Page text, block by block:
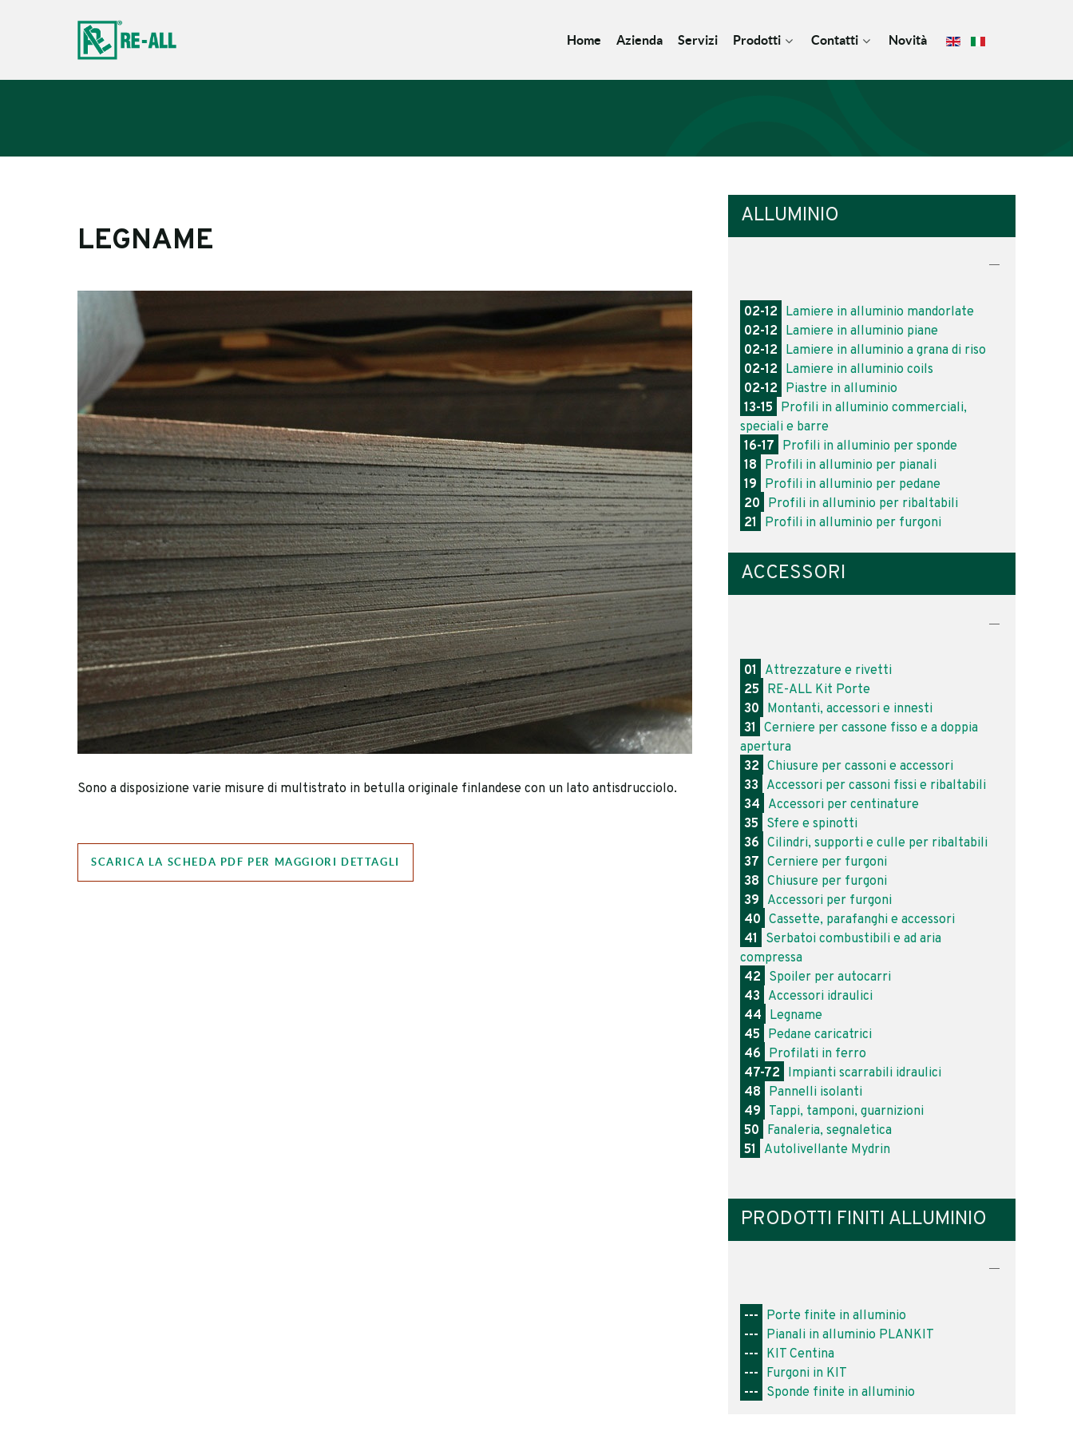
Home Azienda Servizi Prodotti Contatti Novità
LEGNAME
Sono a disposizione varie misure di multistrato in betulla originale finlandese con un lato antisdrucciolo.
SCARICA LA SCHEDA PDF PER MAGGIORI DETTAGLI
ALLUMINIO
02-12 Lamiere in alluminio mandorlate
02-12 Lamiere in alluminio piane
02-12 Lamiere in alluminio a grana di riso
02-12 Lamiere in alluminio coils
02-12 Piastre in alluminio
13-15 Profili in alluminio commerciali,
speciali e barre
16-17 Profili in alluminio per sponde
18 Profili in alluminio per pianali
19 Profili in alluminio per pedane
20 Profili in alluminio per ribaltabili
21
Profili in alluminio per furgoni
ACCESSORI
01
Attrezzature e rivetti
25 RE-ALL Kit Porte
30 Montanti, accessori e innesti
31 Cerniere per cassone fisso e a doppia
apertura
32 Chiusure per cassoni e accessori
33 Accessori per cassoni fissi e ribaltabili
34 Accessori per centinature
35 Sfere e spinotti
36 Cilindri, supporti e culle per ribaltabili
37 Cerniere per furgoni
38 Chiusure per furgoni
39 Accessori per furgoni
40 Cassette, parafanghi e accessori
41
Serbatoi combustibili e ad aria
compressa
42 Spoiler per autocarri
43 Accessori idraulici
44 Legname
45 Pedane caricatrici
46 Profilati in ferro
47-72 Impianti scarrabili idraulici
48 Pannelli isolanti
49 Tappi, tamponi, guarnizioni
50 Fanaleria, segnaletica
51
Autolivellante Mydrin
PRODOTTI FINITI ALLUMINIO
--- Porte finite in alluminio
--- Pianali in alluminio PLANKIT
--- KIT Centina
--- Furgoni in KIT
--- Sponde finite in alluminio